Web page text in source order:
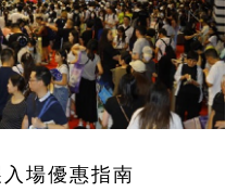
場優惠指南